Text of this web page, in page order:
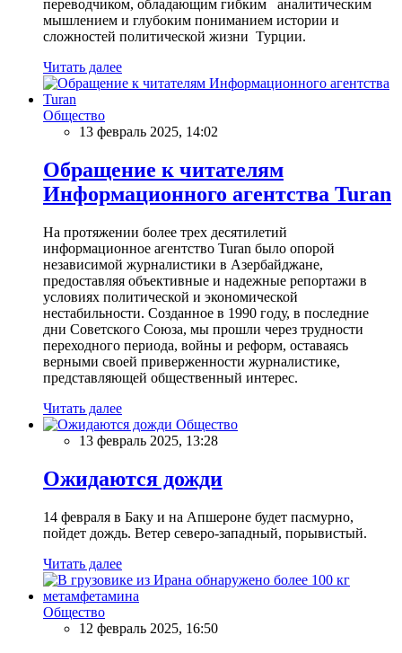
переводчиком, обладающим гибким аналитическим
мышлением и глубоким пониманием истории и
сложностей политической жизни Турции.
Читать далее
Общество
13 февраль 2025, 14:02
Обращение к читателям
Информационного агентства Turan
На протяжении более трех десятилетий
информационное агентство Turan было опорой
независимой журналистики в Азербайджане,
предоставляя объективные и надежные репортажи в
условиях политической и экономической
нестабильности. Созданное в 1990 году, в последние
дни Советского Союза, мы прошли через трудности
переходного периода, войны и реформ, оставаясь
верными своей приверженности журналистике,
представляющей общественный интерес.
Читать далее
Общество
13 февраль 2025, 13:28
Ожидаются дожди
14 февраля в Баку и на Апшероне будет пасмурно,
пойдет дождь. Ветер северо-западный, порывистый.
Читать далее
Общество
12 февраль 2025, 16:50